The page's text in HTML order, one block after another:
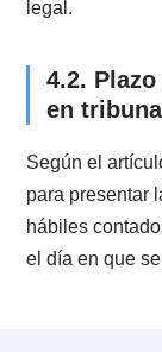
Esto
reclamo